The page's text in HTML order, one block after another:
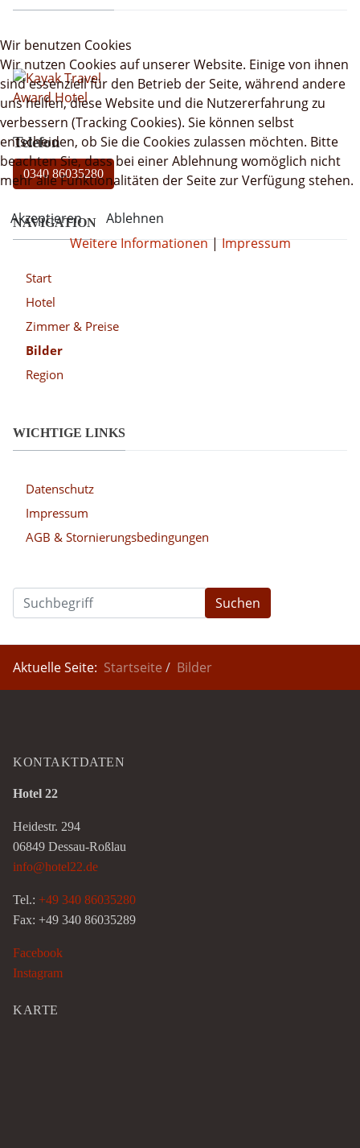
Telefon
0340 86035280
NAVIGATION
Start
Hotel
Zimmer & Preise
Bilder
Region
WICHTIGE LINKS
Datenschutz
Impressum
AGB & Stornierungsbedingungen
Suchen
Aktuelle Seite: Startseite Bilder
KONTAKTDATEN
Hotel 22
Heidestr. 294
06849 Dessau-Roßlau
info@hotel22.de
Tel.: +49 340 86035280
Fax: +49 340 86035289
Facebook
Instagram
KARTE
Wir benutzen Cookies
Wir nutzen Cookies auf unserer Website. Einige von ihnen
sind essenziell für den Betrieb der Seite, während andere
uns helfen, diese Website und die Nutzererfahrung zu
verbessern (Tracking Cookies). Sie können selbst
entscheiden, ob Sie die Cookies zulassen möchten. Bitte
beachten Sie, dass bei einer Ablehnung womöglich nicht
mehr alle Funktionalitäten der Seite zur Verfügung stehen.
Akzeptieren
Ablehnen
Weitere Informationen | Impressum